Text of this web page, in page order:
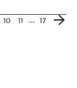
10 11 ... 17